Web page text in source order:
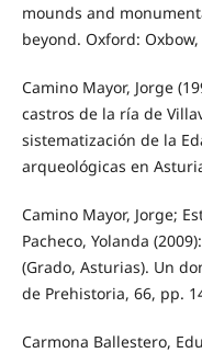
mounds and
beyond. Oxford:
Camino Mayor, Jorge
castros de la ría de
sistematización de la
arqueológicas en
Camino Mayor, Jorge;
Pacheco, Yolanda
(Grado, Asturias). Un
de Prehistoria, 66, pp.
Carmona Ballestero,